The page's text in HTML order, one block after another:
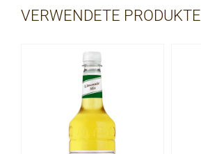
VERWENDETE PRODUKTE